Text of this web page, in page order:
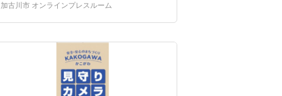
加古川市 オンラインプレスルーム